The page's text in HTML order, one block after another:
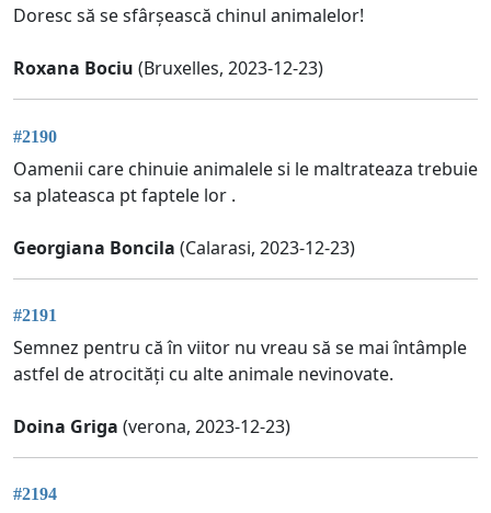
Doresc să se sfârșească chinul animalelor!
Roxana Bociu (Bruxelles, 2023-12-23)
#2190
Oamenii care chinuie animalele si le maltrateaza trebuie
sa plateasca pt faptele lor .
Georgiana Boncila (Calarasi, 2023-12-23)
#2191
Semnez pentru că în viitor nu vreau să se mai întâmple
astfel de atrocități cu alte animale nevinovate.
Doina Griga (verona, 2023-12-23)
#2194